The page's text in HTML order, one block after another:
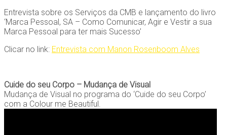
Entrevista sobre os Serviços da CMB e lançamento do livro
‘Marca Pessoal, SA – Como Comunicar, Agir e Vestir a sua
Marca Pessoal para ter mais Sucesso’
Clicar no link: Entrevista com Manon Rosenboom Alves
Cuide do seu Corpo – Mudança de Visual
Mudança de Visual no programa do ‘Cuide do seu Corpo’
com a Colour me Beautiful.